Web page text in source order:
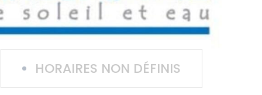
HORAIRES NON DÉFINIS